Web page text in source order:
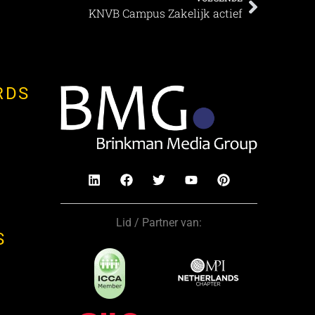
KNVB Campus Zakelijk actief
Lid / Partner van: